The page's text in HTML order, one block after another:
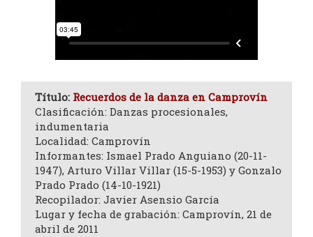
Título: Recuerdos de la danza en Camprovín
Clasificación: Danzas procesionales,
indumentaria
Localidad: Camprovín
Informantes: Ismael Prado Anguiano (20-11-
1947), Arturo Villar Villar (15-5-1953) y Gonzalo
Prado Prado (14-10-1921)
Recopilador: Javier Asensio García
Lugar y fecha de grabación: Camprovín, 21 de
abril de 2011